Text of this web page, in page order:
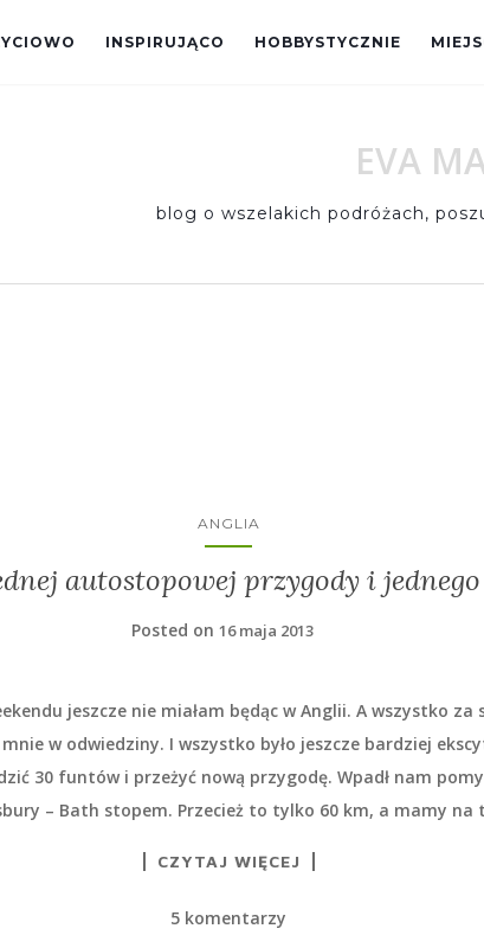
INSPIRUJĄCO HOBBYSTYCZNIE
EVA
blog o wszelakich podróżach,
ANGLIA
autostopowej przygody i
Posted on16 maja 2013
jeszcze nie miałam będąc w Anglii. A wszystko za
w odwiedziny. I wszystko było jeszcze bardziej
30 funtów i przeżyć nową przygodę. Wpadł nam
– Bath stopem. Przecież to tylko 60 km, a mamy na
CZYTAJ WIĘCEJ
5 komentarzy